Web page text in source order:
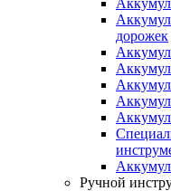
дорожек
Ручной